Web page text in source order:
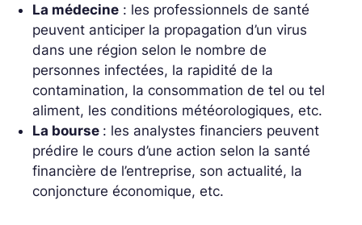
La médecine : les professionnels de santé
peuvent anticiper la propagation d’un virus
dans une région selon le nombre de
personnes infectées, la rapidité de la
contamination, la consommation de tel ou tel
aliment, les conditions météorologiques, etc.
La bourse : les analystes financiers peuvent
prédire le cours d’une action selon la santé
financière de l’entreprise, son actualité, la
conjoncture économique, etc.